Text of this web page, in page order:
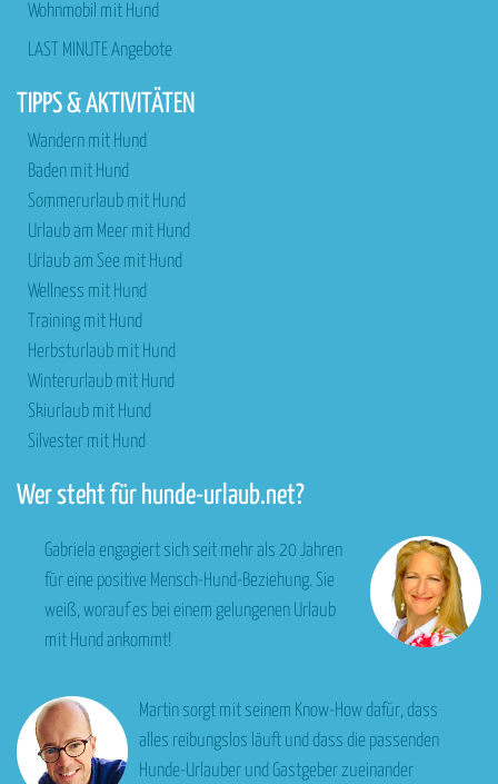
Wohnmobil mit Hund
LAST MINUTE Angebote
TIPPS & AKTIVITÄTEN
Wandern mit Hund
Baden mit Hund
Sommerurlaub mit Hund
Urlaub am Meer mit Hund
Urlaub am See mit Hund
Wellness mit Hund
Training mit Hund
Herbsturlaub mit Hund
Winterurlaub mit Hund
Skiurlaub mit Hund
Silvester mit Hund
Wer steht für hunde-urlaub.net?
Gabriela engagiert sich seit mehr als 20 Jahren
für eine positive Mensch-Hund-Beziehung. Sie
weiß, worauf es bei einem gelungenen Urlaub
mit Hund ankommt!
Martin sorgt mit seinem Know-How dafür, dass
alles reibungslos läuft und dass die passenden
Hunde-Urlauber und Gastgeber zueinander